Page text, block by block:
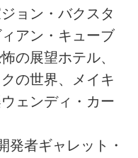
ョン・バクスタ
アン・キューブ
の展望ホテル、
の世界、メイキ
ェンディ・カー
発者ギャレット・